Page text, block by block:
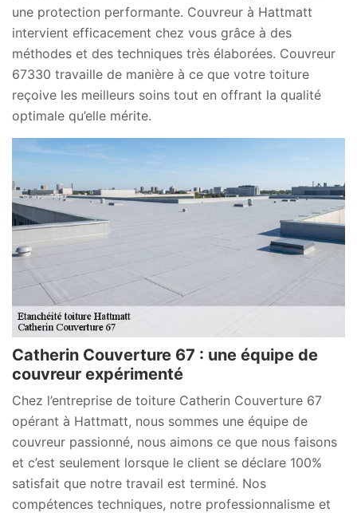
une protection performante. Couvreur à Hattmatt
intervient efficacement chez vous grâce à des
méthodes et des techniques très élaborées. Couvreur
67330 travaille de manière à ce que votre toiture
reçoive les meilleurs soins tout en offrant la qualité
optimale qu’elle mérite.
Catherin Couverture 67 : une équipe de
couvreur expérimenté
Chez l’entreprise de toiture Catherin Couverture 67
opérant à Hattmatt, nous sommes une équipe de
couvreur passionné, nous aimons ce que nous faisons
et c’est seulement lorsque le client se déclare 100%
satisfait que notre travail est terminé. Nos
compétences techniques, notre professionnalisme et